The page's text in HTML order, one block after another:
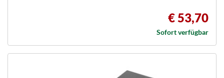
€ 53,70
Sofort verfügbar